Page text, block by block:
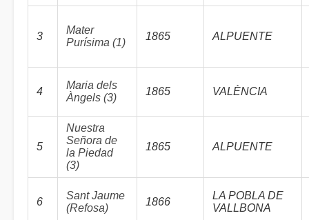
3
Mater
Purísima (1)
1865 ALPUENTE
4
Maria dels
Àngels (3)
1865 VALÈNCIA
5
Nuestra
Señora de
la Piedad
(3)
1865 ALPUENTE
6
Sant Jaume
(Refosa)
1866
LA POBLA DE
VALLBONA